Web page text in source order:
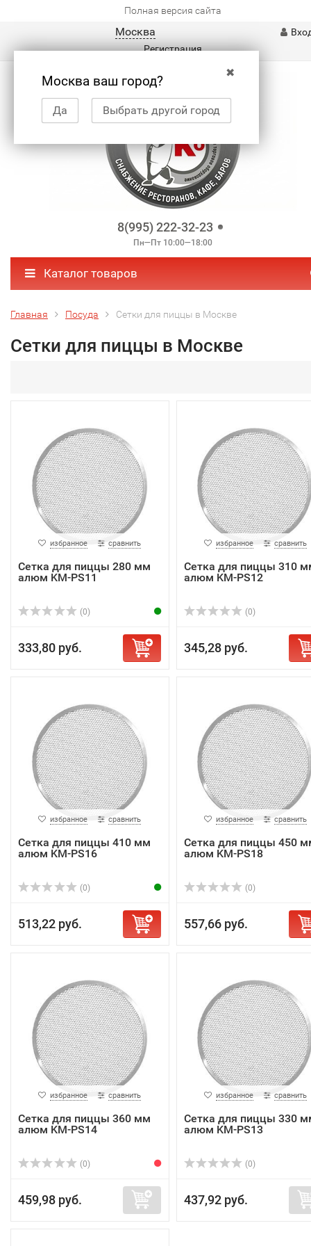
Полная версия сайта
Москва
✖
Москва ваш город?
Да Выбрать другой город
Регистрация
8(995) 222-32-23
Пн—Пт 10:00—18:00
Каталог товаров
Главная Посуда Сетки для пиццы в Москве
Сетки для пиццы в Москве
избранное сравнить
Сетка для пиццы 280 мм
алюм KM-PS11
(0)
333,80 руб.
избранное сравнить
Сетка для пиццы 310
алюм KM-PS12
(0)
345,28 руб.
избранное сравнить
Сетка для пиццы 410 мм
алюм KM-PS16
(0)
513,22 руб.
избранное сравнить
Сетка для пиццы 450
алюм KM-PS18
(0)
557,66 руб.
избранное сравнить
Сетка для пиццы 360 мм
алюм KM-PS14
(0)
459,98 руб.
избранное сравнить
Сетка для пиццы 330
алюм KM-PS13
(0)
437,92 руб.